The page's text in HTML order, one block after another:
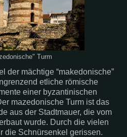
Turm
der mächtige “makedonische”
etliche römische
einer byzantinischen
mazedonische Turm ist das
aus der Stadtmauer, die vom
wurde. Durch die vielen
die Schnürsenkel gerissen.